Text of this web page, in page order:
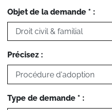
Objet de la demande * :
Précisez :
Type de demande * :